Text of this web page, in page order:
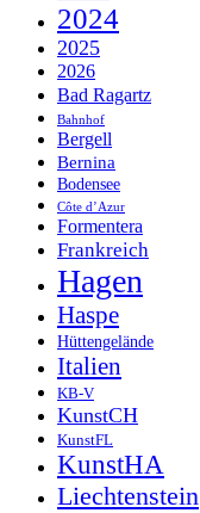
2024
2025
2026
Bad Ragartz
Bahnhof
Bergell
Bernina
Bodensee
Côte d’Azur
Formentera
Frankreich
Hagen
Haspe
Hüttengelände
Italien
KB-V
KunstCH
KunstFL
KunstHA
Liechtenstein